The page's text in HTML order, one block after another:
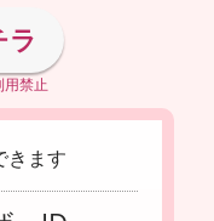
ラ
禁止
きます